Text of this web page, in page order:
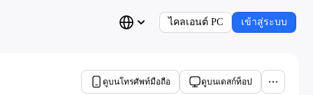
ไคลเอนต์ PC เข้าสู่ระบบ
ดูบนโทรศัพท์มือถือ ดูบนเดสก์ท็อป